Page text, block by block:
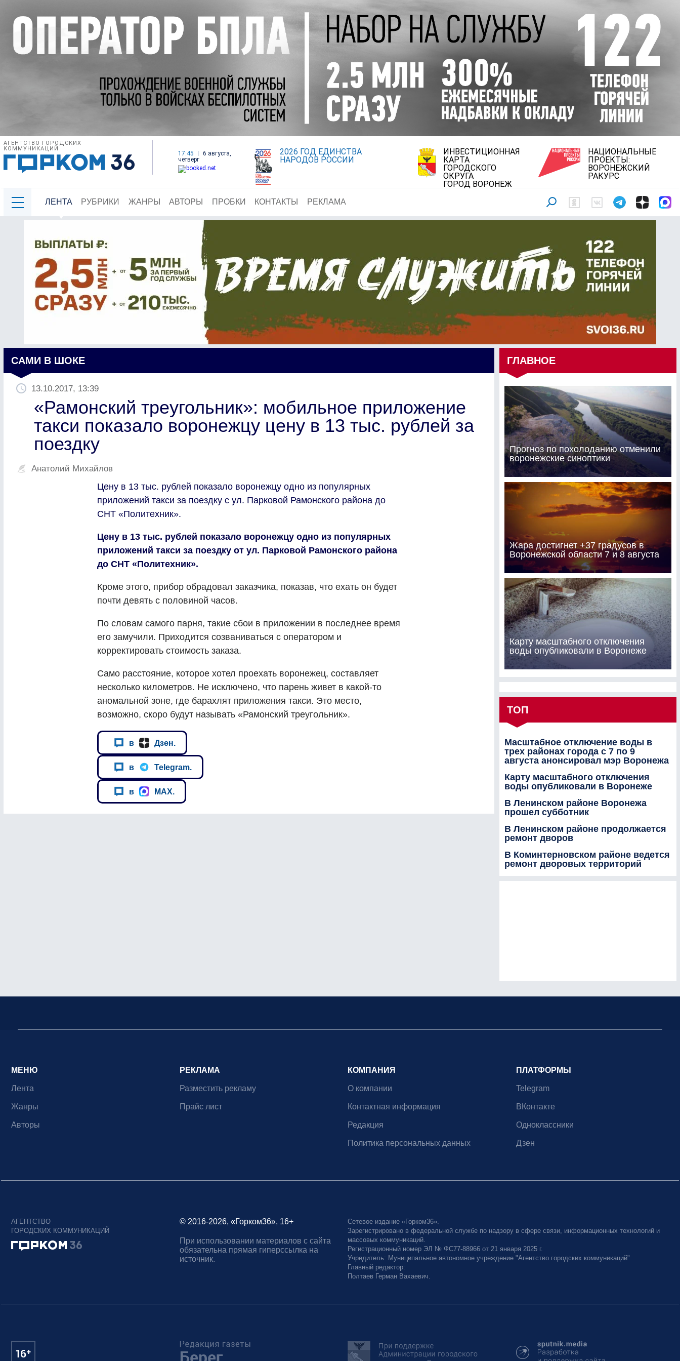
АГЕНТСТВО ГОРОДСКИХ
КОММУНИКАЦИЙ
17:45
6 августа,
четверг
2026 ГОД ЕДИНСТВА
НАРОДОВ РОССИИ
ИНВЕСТИЦИОННАЯ
КАРТА
ГОРОДСКОГО
ОКРУГА
ГОРОД ВОРОНЕЖ
НАЦИОНАЛЬНЫЕ
ПРОЕКТЫ:
ВОРОНЕЖСКИЙ
РАКУРС
ЛЕНТА РУБРИКИ ЖАНРЫ АВТОРЫ ПРОБКИ КОНТАКТЫ РЕКЛАМА
САМИ В ШОКЕ
13.10.2017, 13:39
«Рамонский треугольник»: мобильное приложение
такси показало воронежцу цену в 13 тыс. рублей за
поездку
Анатолий Михайлов
Цену в 13 тыс. рублей показало воронежцу одно из популярных
приложений такси за поездку с ул. Парковой Рамонского района до
СНТ «Политехник».
Цену в 13 тыс. рублей показало воронежцу одно из популярных
приложений такси за поездку от ул. Парковой Рамонского района
до СНТ «Политехник».
Кроме этого, прибор обрадовал заказчика, показав, что ехать он будет
почти девять с половиной часов.
По словам самого парня, такие сбои в приложении в последнее время
его замучили. Приходится созваниваться с оператором и
корректировать стоимость заказа.
Само расстояние, которое хотел проехать воронежец, составляет
несколько километров. Не исключено, что парень живет в какой-то
аномальной зоне, где барахлят приложения такси. Это место,
возможно, скоро будут называть «Рамонский треугольник».
в Дзен.
в Telegram.
в MAX.
ГЛАВНОЕ
Прогноз по похолоданию отменили
воронежские синоптики
Жара достигнет +37 градусов в
Воронежской области 7 и 8 августа
Карту масштабного отключения
воды опубликовали в Воронеже
ТОП
Масштабное отключение воды в
трех районах города с 7 по 9
августа анонсировал мэр Воронежа
Карту масштабного отключения
воды опубликовали в Воронеже
В Ленинском районе Воронежа
прошел субботник
В Ленинском районе продолжается
ремонт дворов
В Коминтерновском районе ведется
ремонт дворовых территорий
МЕНЮ
Лента
Жанры
Авторы
РЕКЛАМА
Разместить рекламу
Прайс лист
КОМПАНИЯ
О компании
Контактная информация
Редакция
Политика персональных данных
ПЛАТФОРМЫ
Telegram
ВКонтакте
Одноклассники
Дзен
АГЕНТСТВО
ГОРОДСКИХ КОММУНИКАЦИЙ
© 2016-2026, «Горком36», 16+
При использовании материалов с сайта
обязательна прямая гиперссылка на
источник.
Сетевое издание «Горком36».
Зарегистрировано в федеральной службе по надзору в сфере связи, информационных технологий и
массовых коммуникаций.
Регистрационный номер ЭЛ № ФС77-88966 от 21 января 2025 г.
Учредитель: Муниципальное автономное учреждение "Агентство городских коммуникаций"
Главный редактор:
Полтаев Герман Вахаевич.